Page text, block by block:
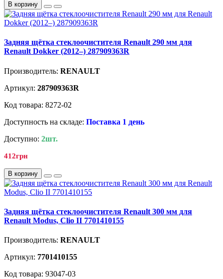
В корзину
Задняя щётка стеклоочистителя Renault 290 мм для
Renault Dokker (2012–) 287909363R
Производитель: RENAULT
Артикул: 287909363R
Код товара: 8272-02
Доступность на складе: Поставка 1 день
Доступно: 2шт.
412грн
В корзину
Задняя щётка стеклоочистителя Renault 300 мм для
Renault Modus, Clio II 7701410155
Производитель: RENAULT
Артикул: 7701410155
Код товара: 93047-03